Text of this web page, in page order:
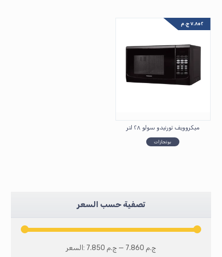
ميكروويف تورنيدو سولو ٢٨ لتر
بوتجازات
٧.٨٥٢ ج.م
تصفية حسب السعر
السعر: 7.850 ج.م — 7.860 ج.م